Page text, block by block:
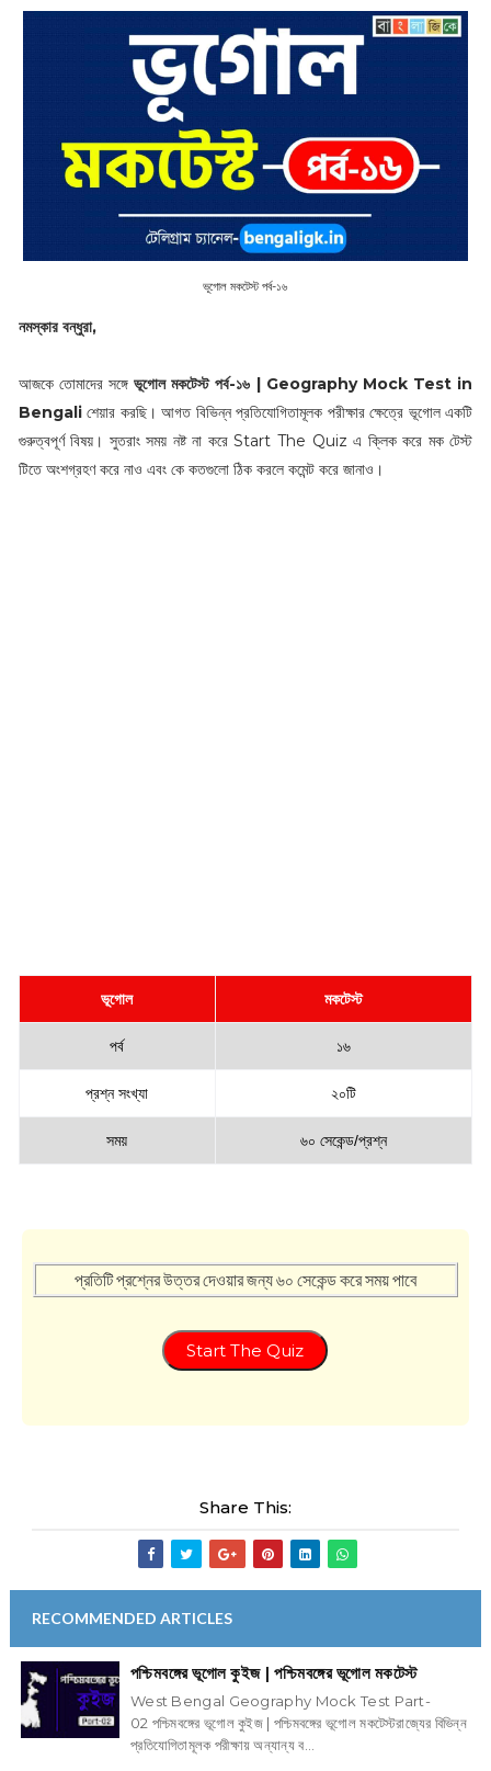
ভূগোল মকটেস্ট পর্ব-১৬
নমস্কার বন্ধুরা,
আজকে তোমাদের সঙ্গেভূগোল মকটেস্ট পর্ব-১৬ | Geography Mock Test in
Bengaliশেয়ার করছি। আগত বিভিন্ন প্রতিযোগিতামূলক পরীক্ষার ক্ষেত্রে ভূগোল একটি
গুরুত্বপূর্ণ বিষয়। সুতরাং সময় নষ্ট না করে Start The Quiz এ ক্লিক করে মক টেস্ট
টিতে অংশগ্রহণ করে নাও এবং কে কতগুলো ঠিক করলে কমেন্ট করে জানাও।
ভূগোল মকটেস্ট
পর্ব ১৬
প্রশ্ন সংখ্যা ২০টি
সময় ৬০ সেকেন্ড/প্রশ্ন
প্রতিটি প্রশ্নের উত্তর দেওয়ার জন্য ৬০ সেকেন্ড করে সময় পাবে
Start The Quiz
Share This:
RECOMMENDED ARTICLES
পশ্চিমবঙ্গের ভূগোল কুইজ | পশ্চিমবঙ্গের ভূগোল মকটেস্ট
West Bengal Geography Mock Test Part-
02 পশ্চিমবঙ্গের ভূগোল কুইজ | পশ্চিমবঙ্গের ভূগোল মকটেস্টরাজ্যের বিভিন্ন
প্রতিযোগিতামূলক পরীক্ষায় অন্যান্য ব...